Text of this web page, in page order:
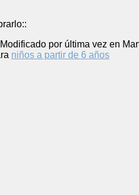
Modificado por última vez en
niños a partir de 6 años